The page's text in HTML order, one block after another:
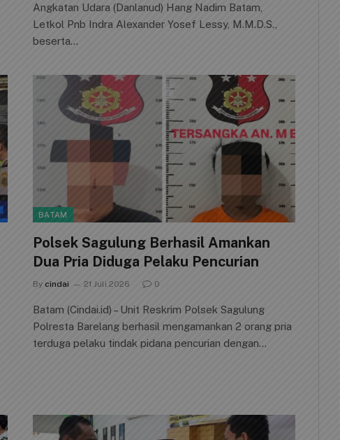
Angkatan Udara (Danlanud) Hang Nadim Batam,
Letkol Pnb Indra Alexander Yosef Lessy, M.M.D.S.,
beserta…
BATAM
Polsek Sagulung Berhasil Amankan
Dua Pria Diduga Pelaku Pencurian
By cindai 21 Juli 2026 0
Batam (Cindai.id) – Unit Reskrim Polsek Sagulung
Polresta Barelang berhasil mengamankan 2 orang pria
terduga pelaku tindak pidana pencurian dengan…